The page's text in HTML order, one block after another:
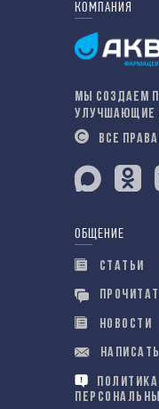
КОМПАНИЯ
МЫ СОЗДАЕМ
УЛУЧШАЮЩИЕ
ВСЕ
ОБЩЕНИЕ
СТАТЬИ
НОВОСТИ